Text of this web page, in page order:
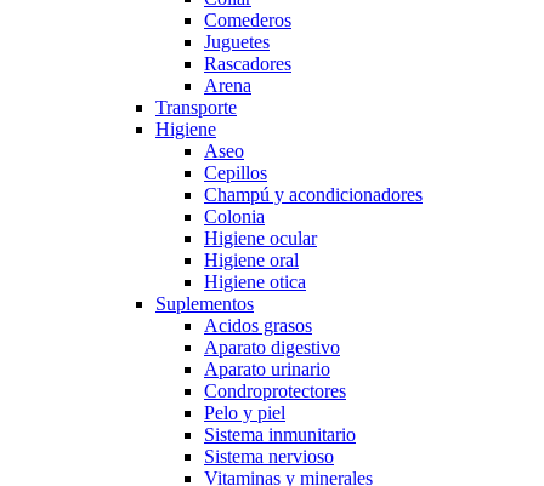
Comederos
Juguetes
Rascadores
Arena
Transporte
Higiene
Aseo
Cepillos
Champú y acondicionadores
Colonia
Higiene ocular
Higiene oral
Higiene otica
Suplementos
Acidos grasos
Aparato digestivo
Aparato urinario
Condroprotectores
Pelo y piel
Sistema inmunitario
Sistema nervioso
Vitaminas y minerales